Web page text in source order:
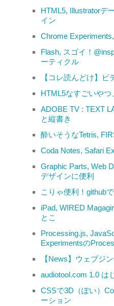
HTML5, Illustratorデ
イン
Chrome
Flash, スゴイ！
ーティクル
【コレ読んどけ】
HTML5なすごいや
ADOBE TV : TEXT
と縦書き
酔いそうなTetris,
Coda Notes, Safari
Graphic Parts, Web
デザインに便利
こりゃ便利！github
iPad, WIRED
とこ
Processing.js,
Experimentsの
【News】ウェブジ
audiotool.com 1.0 は
CSSで3D（ぽい）
ーション